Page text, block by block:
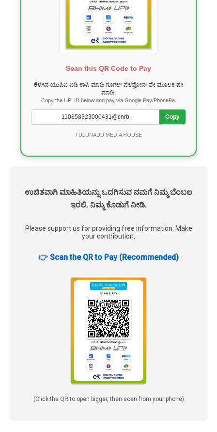
Scan this QR Code to Pay
ಕೆಳಗಿನ ಯುಪಿಐ ಐಡಿ ಕಾಪಿ ಮಾಡಿ ಗೂಗಲ್ ಪೇ/ಫೋನ್ ಪೇ ಮೂಲಕ ಪೇ
ಮಾಡಿ.
Copy the UPI ID below and pay via Google Pay/PhonePe.
Copy
TULUNADU MEDIA HOUSE
ಉಚಿತವಾಗಿ ಮಾಹಿತಿಯನ್ನು ಒದಗಿಸುವ ನಮಗೆ ನಿಮ್ಮ ಬೆಂಬಲ
ಇರಲಿ. ನಿಮ್ಮ ಕೊಡುಗೆ ನೀಡಿ.
Please support us for providing free information. Make
your contribution.
👉 Scan the QR to Pay (Recommended)
(Click the QR to open bigger, then scan from your phone)